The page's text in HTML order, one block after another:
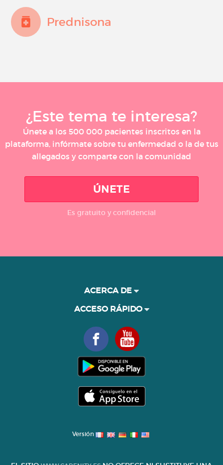
Prednisona
¿Este tema te interesa?
Únete a los 500 000 pacientes inscritos en la
plataforma, infórmate sobre tu enfermedad o la de tus
allegados y comparte con la comunidad
ÚNETE
Es gratuito y confidencial
ACERCA DE
ACCESO RÁPIDO
Versión